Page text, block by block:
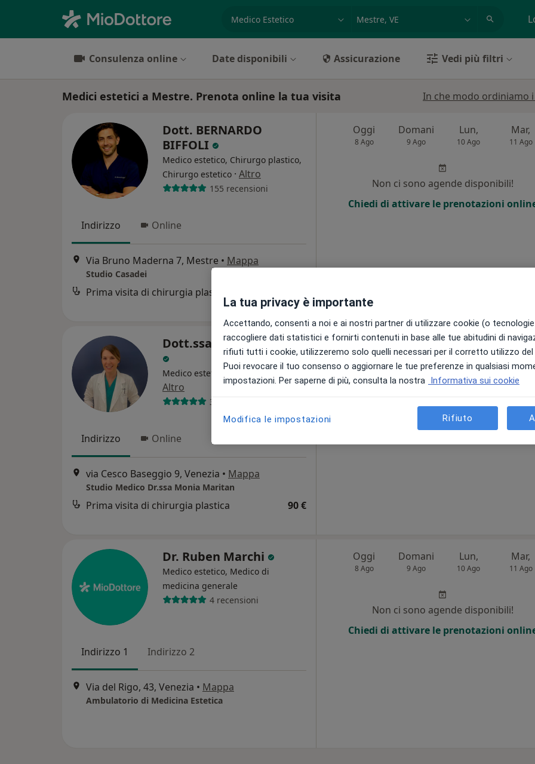
Consulenza online Date disponibili Assicurazione Vedi più filtri
Medici estetici a Mestre. Prenota online la tua visita In che modo ordiniamo
Dott. BERNARDO
BIFFOLI
Medico estetico, Chirurgo plastico,
Chirurgo estetico · Altro
155 recensioni
Indirizzo Online
Via Bruno Maderna 7, Mestre • Mappa
Studio Casadei
Prima visita di chirurgia plastica
Oggi
8 Ago
Domani
9 Ago
Lun,
10 Ago
Mar,
11 Ago
Non ci sono agende disponibili!
Chiedi di attivare le prenotazioni
Dott.ssa Monia Maritan
Medico estetico, Chirurgo plastico ·
Altro
38 recensioni
Indirizzo Online
via Cesco Baseggio 9, Venezia • Mappa
Studio Medico Dr.ssa Monia Maritan
Prima visita di chirurgia plastica 90 €
Oggi
8 Ago
Domani
9 Ago
Lun,
10 Ago
Mar,
11 Ago
Chiedi di attivare le prenotazioni
Dr. Ruben Marchi
Medico estetico, Medico di
medicina generale
4 recensioni
Indirizzo 1 Indirizzo 2
Via del Rigo, 43, Venezia • Mappa
Ambulatorio di Medicina Estetica
Oggi
8 Ago
Domani
9 Ago
Lun,
10 Ago
Mar,
11 Ago
Non ci sono agende disponibili!
Chiedi di attivare le prenotazioni
La tua privacy è importante
Accettando, consenti a noi e ai nostri partner di utilizzare cookie (o
raccogliere dati statistici e fornirti contenuti in base alle tue abitudini di
rifiuti tutti i cookie, utilizzeremo solo quelli necessari per il corretto utilizzo
Puoi revocare il tuo consenso o aggiornare le tue preferenze in qualsiasi
impostazioni. Per saperne di più, consulta la nostra Informativa sui cookie
Modifica le impostazioni Rifiuto